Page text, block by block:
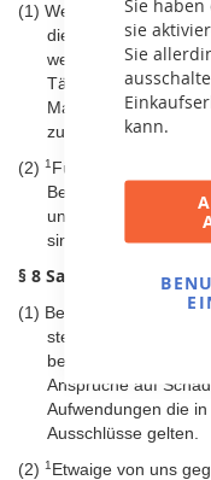
Sie haben
sie
Sie
kann.
(1) Wenn Sie
die Bestellung zu
weder ihrer
Tätigkeit
Maßgabe der
zu.
(2) 1 Für das
Bestimmungen und
unserer
sind
§ 8 Sach- und
(1) Bei etwaigen Sach-
stehen Ihnen alle
bestehenden
Ansprüche auf
Aufwendungen die
Ausschlüsse gelten.
(2) 1 Etwaige von uns